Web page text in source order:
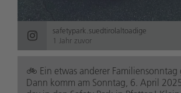
safetypark.suedtirolaltoadige
1 Jahr zuvor
🚲️ Ein etwas anderer Familiensonntag
Dann komm am Sonntag, 6. April